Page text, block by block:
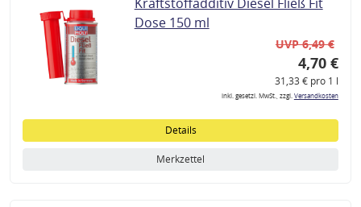
Dose 150 ml
UVP 6,49 €
4,70 €
31,33 € pro 1 l
inkl. gesetzl. MwSt., zzgl.Versandkosten
Details
Merkzettel